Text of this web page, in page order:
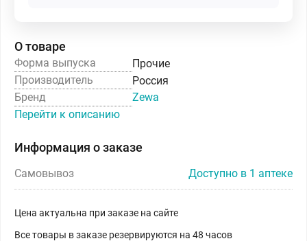
О товаре
Форма выпуска
Прочие
Производитель
Россия
Бренд
Zewa
Перейти к описанию
Информация о заказе
Самовывоз Доступно в 1 аптеке
Цена актуальна при заказе на сайте
Все товары в заказе резервируются на 48 часов